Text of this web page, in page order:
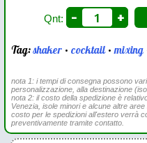
Qnt: - +
Tag:shaker •cocktail•mixing
nota 1: i tempi di consegna possono
personalizzazione, alla destinazione
nota 2: il costo della spedizione è
Venezia, isole minori e alcune altre
costo per le spedizioni all'estero verrà
preventivamente tramite contatto.